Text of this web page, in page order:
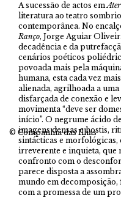
A sucessão de actos em
literatura ao teatro
contemporânea. No
Ranço, Jorge Aguiar
decadência e da
cenários poéticos
povoada mais pela
humana, esta cada vez
alienada, agrilhoada a
disfarçada de conexão e
movimenta “deve ser
início”. O negrume ácido
imagens densas e hostis,
sintácticas e
irreverente e inquieta, que
confronto com o
parece disposta a
mundo em
com a promessa de um
© Companhia das Ilhas